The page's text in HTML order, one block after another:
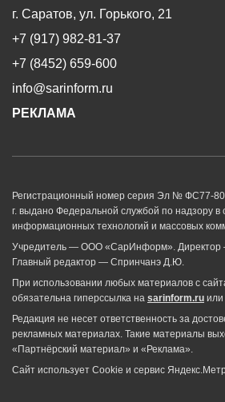
г. Саратов, ул. Горького, 21
+7 (917) 982-81-37
+7 (8452) 659-600
info@sarinform.ru
РЕКЛАМА
Регистрационный номер серия Эл № ФС77-
г. выдано Федеральной службой по надзору в
информационных технологий и массовых
Учредитель — ООО «СарИнформ». Директор
Главный редактор — Спринчанэ Д.Ю.
При использовании любых материалов с
обязательна гиперссылка на sarinform.ru или
Редакция не несет ответственность за
рекламных материалах. Такие материалы
«Партнёрский материал» и «Реклама».
Сайт использует Cookie и сервиc